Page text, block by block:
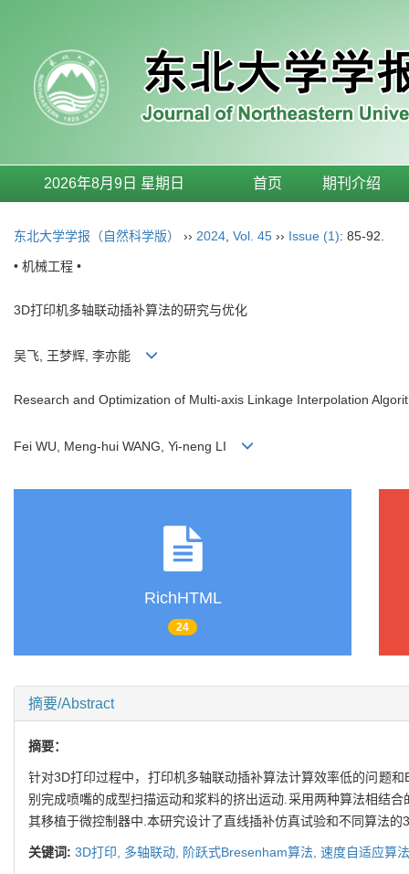
2026年8月9日 星期日 首页 期刊介绍
东北大学学报（自然科学版） ›› 2024 Vol. 45 ›› Issue (1): 85-92.
• 机械工程 •
3D打印机多轴联动插补算法的研究与优化
吴飞, 王梦辉, 李亦能
Research and Optimization of Multi-axis Linkage Interpolation
Fei WU, Meng-hui WANG, Yi-neng LI
RichHTML
24
摘要/Abstract
摘要：
针对3D打印过程中，打印机多轴联动插补算法计算效率低的问题
别完成喷嘴的成型扫描运动和浆料的挤出运动.采用两种算法相结
其移植于微控制器中.本研究设计了直线插补仿真试验和不同算法
关键词: 3D打印, 多轴联动, 阶跃式Bresenham算法, 速度自适应算法